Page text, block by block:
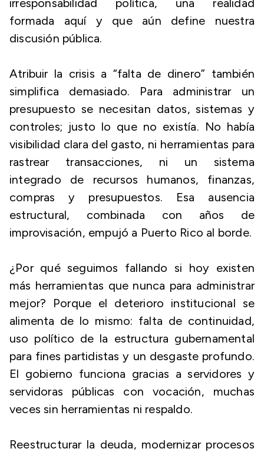
irresponsabilidad política, una realidad
formada aquí y que aún define nuestra
discusión pública.
Atribuir la crisis a “falta de dinero” también
simplifica demasiado. Para administrar un
presupuesto se necesitan datos, sistemas y
controles; justo lo que no existía. No había
visibilidad clara del gasto, ni herramientas para
rastrear transacciones, ni un sistema
integrado de recursos humanos, finanzas,
compras y presupuestos. Esa ausencia
estructural, combinada con años de
improvisación, empujó a Puerto Rico al borde.
¿Por qué seguimos fallando si hoy existen
más herramientas que nunca para administrar
mejor? Porque el deterioro institucional se
alimenta de lo mismo: falta de continuidad,
uso político de la estructura gubernamental
para fines partidistas y un desgaste profundo.
El gobierno funciona gracias a servidores y
servidoras públicas con vocación, muchas
veces sin herramientas ni respaldo.
Reestructurar la deuda, modernizar procesos